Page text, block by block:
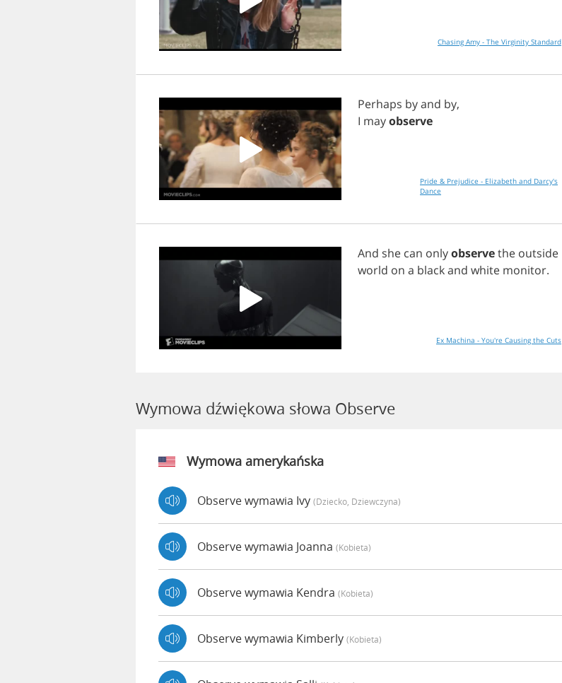
Chasing Amy - The Virginity Standard
Perhaps byand by,
I mayobserve
Pride & Prejudice - Elizabeth and Darcy's
Dance
And she can onlyobservethe outside
world on a blackand white monitor.
Ex Machina - You're Causing the Cuts
Wymowa dźwiękowa słowa Observe
Wymowa amerykańska
Observe wymawia Ivy (dziecko, Dziewczyna)
Observe wymawia Joanna (kobieta)
Observe wymawia Kendra (kobieta)
Observe wymawia Kimberly (kobieta)